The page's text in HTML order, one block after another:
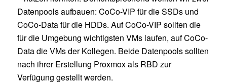
Datenpools aufbauen: CoCo-VIP für die SSDs und
CoCo-Data für die HDDs. Auf CoCo-VIP sollten die
für die Umgebung wichtigsten VMs laufen, auf CoCo-
Data die VMs der Kollegen. Beide Datenpools sollten
nach ihrer Erstellung Proxmox als RBD zur
Verfügung gestellt werden.